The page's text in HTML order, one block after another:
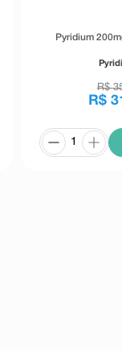
Pyridium
R$
R$ 31